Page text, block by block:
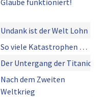
Glaube funktioniert!
Undank ist der Welt Lohn
So viele Katastrophen …
Der Untergang der Titanic
Nach dem Zweiten
Weltkrieg